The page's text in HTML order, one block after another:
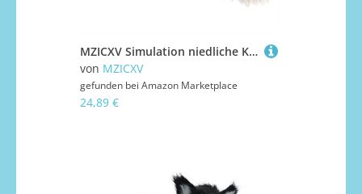
MZICXV Simulation niedliche Katze Plüschtier Tiermodell Heimtextilien Kunsthandwerk Kindergeschenke
von MZICXV
gefunden bei Amazon Marketplace
24,89 €